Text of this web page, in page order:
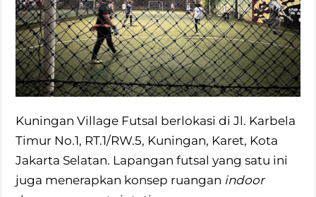
Kuningan Village Futsal berlokasi di Jl. Karbela
Timur No.1, RT.1/RW.5, Kuningan, Karet, Kota
Jakarta Selatan. Lapangan futsal yang satu ini
juga menerapkan konsep ruangan indoor